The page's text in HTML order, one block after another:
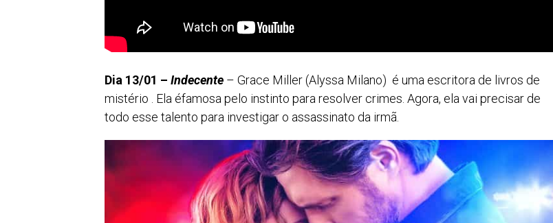
Dia 13/01 – Indecente – Grace Miller (Alyssa Milano) é uma escritora de livros de
mistério . Ela éfamosa pelo instinto para resolver crimes. Agora, ela vai precisar de
todo esse talento para investigar o assassinato da irmã.